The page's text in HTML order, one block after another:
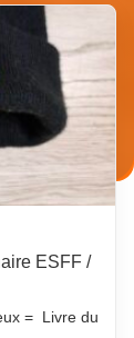
ESFF /
= Livre du